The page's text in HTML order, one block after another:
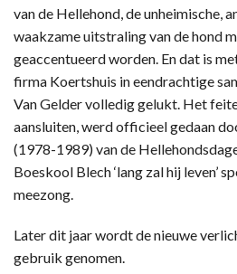
van de Hellehond, de unheimische,
waakzame uitstraling van de hond
geaccentueerd worden. En dat is
firma Koertshuis in eendrachtige
Van Gelder volledig gelukt. Het
aansluiten, werd officieel gedaan
(1978-1989) van de
Boeskool Blech ‘lang zal hij leven’
meezong.
Later dit jaar wordt de nieuwe
gebruik genomen.